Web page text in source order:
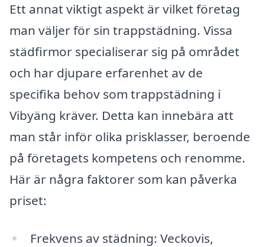
Ett annat viktigt aspekt är vilket företag
man väljer för sin trappstädning. Vissa
städfirmor specialiserar sig på området
och har djupare erfarenhet av de
specifika behov som trappstädning i
Vibyäng kräver. Detta kan innebära att
man står inför olika prisklasser, beroende
på företagets kompetens och renomme.
Här är några faktorer som kan påverka
priset:
Frekvens av städning: Veckovis,